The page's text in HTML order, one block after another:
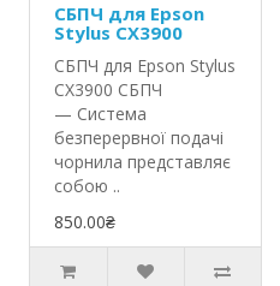
СБПЧ для Epson
Stylus CX3900
СБПЧ для Epson Stylus
CX3900 СБПЧ
— Система
безперервної подачі
чорнила представляє
собою ..
850.00₴